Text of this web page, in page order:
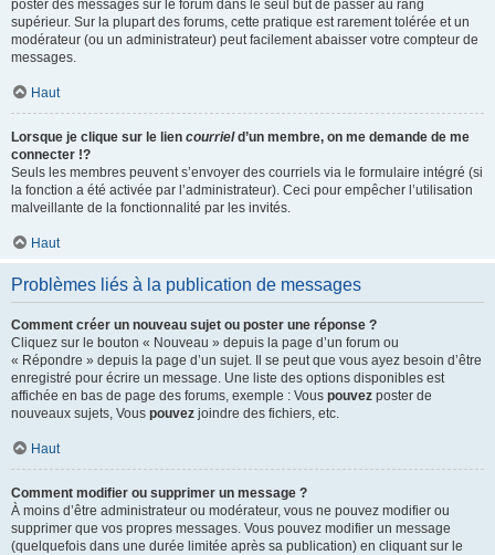
poster des messages sur le forum dans le seul but de passer au rang
supérieur. Sur la plupart des forums, cette pratique est rarement tolérée et un
modérateur (ou un administrateur) peut facilement abaisser votre compteur de
messages.
Haut
Lorsque je clique sur le lien courrield’un membre, on me demande de me
connecter !?
Seuls les membres peuvent s’envoyer des courriels via le formulaire intégré (si
la fonction a été activée par l’administrateur). Ceci pour empêcher l’utilisation
malveillante de la fonctionnalité par les invités.
Haut
Problèmes liés à la publication de messages
Comment créer un nouveau sujet ou poster une réponse ?
Cliquez sur le bouton « Nouveau » depuis la page d’un forum ou
« Répondre » depuis la page d’un sujet. Il se peut que vous ayez besoin d’être
enregistré pour écrire un message. Une liste des options disponibles est
affichée en bas de page des forums, exemple : Vous pouvez poster de
nouveaux sujets, Vous pouvez joindre des fichiers, etc.
Haut
Comment modifier ou supprimer un message ?
À moins d’être administrateur ou modérateur, vous ne pouvez modifier ou
supprimer que vos propres messages. Vous pouvez modifier un message
(quelquefois dans une durée limitée après sa publication) en cliquant sur le